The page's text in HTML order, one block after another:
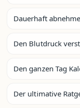
Dauerhaft
Den Blutdruck
Den ganzen Tag
Der ultimative